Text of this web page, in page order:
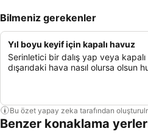
Bilmeniz gerekenler
Yıl boyu keyif için kapalı havuz
Serinletici bir dalış yap veya
dışarıdaki hava nasıl olursa olsun
Bu özet yapay zeka tarafından
Benzer konaklama